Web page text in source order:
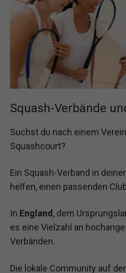
Squash-Verbände
Suchst du nach einem
Squashcourt?
Ein Squash-Verband in
helfen, einen passenden
In England , dem
es eine Vielzahl an
Verbänden.
Die lokale Community auf